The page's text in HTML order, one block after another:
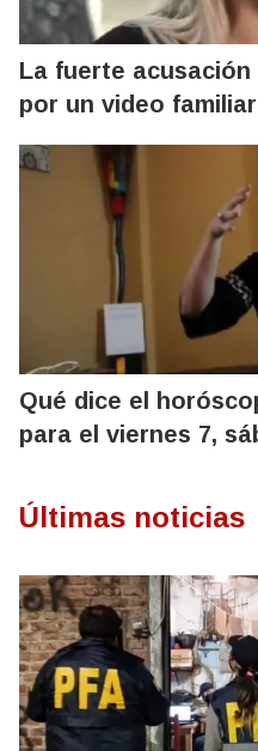
La fuerte
por un video
Qué dice el
para el viernes 7,
Últimas noticias